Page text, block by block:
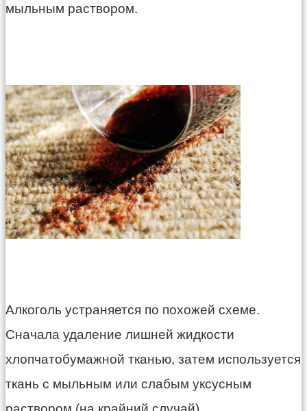
мыльным раствором.
Алкоголь устраняется по похожей схеме.
Сначала удаление лишней жидкости
хлопчатобумажной тканью, затем используется
ткань с мыльным или слабым уксусным